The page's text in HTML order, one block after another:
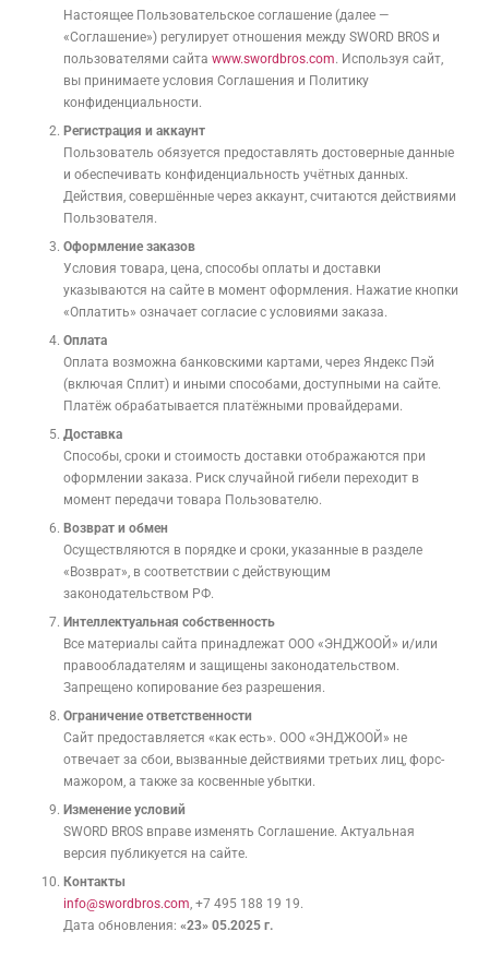
Настоящее Пользовательское соглашение (далее —
«Соглашение») регулирует отношения между SWORD BROS и
пользователями сайта www.swordbros.com. Используя сайт,
вы принимаете условия Соглашения и Политику
конфиденциальности.
Регистрация и аккаунт
Пользователь обязуется предоставлять достоверные данные
и обеспечивать конфиденциальность учётных данных.
Действия, совершённые через аккаунт, считаются действиями
Пользователя.
Оформление заказов
Условия товара, цена, способы оплаты и доставки
указываются на сайте в момент оформления. Нажатие кнопки
«Оплатить» означает согласие с условиями заказа.
Оплата
Оплата возможна банковскими картами, через Яндекс Пэй
(включая Сплит) и иными способами, доступными на сайте.
Платёж обрабатывается платёжными провайдерами.
Доставка
Способы, сроки и стоимость доставки отображаются при
оформлении заказа. Риск случайной гибели переходит в
момент передачи товара Пользователю.
Возврат и обмен
Осуществляются в порядке и сроки, указанные в разделе
«Возврат», в соответствии с действующим
законодательством РФ.
Интеллектуальная собственность
Все материалы сайта принадлежат ООО «ЭНДЖООЙ» и/или
правообладателям и защищены законодательством.
Запрещено копирование без разрешения.
Ограничение ответственности
Сайт предоставляется «как есть». ООО «ЭНДЖООЙ» не
отвечает за сбои, вызванные действиями третьих лиц, форс-
мажором, а также за косвенные убытки.
Изменение условий
SWORD BROS вправе изменять Соглашение. Актуальная
версия публикуется на сайте.
Контакты
info@swordbros.com , +7 495 188 19 19.
Дата обновления: «23» 05.2025 г.